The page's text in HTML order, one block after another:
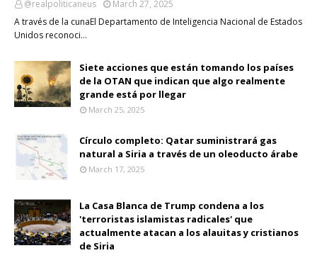
@realpoliticaneus
March 27, 2025
A través de la cunaEl Departamento de Inteligencia Nacional de Estados
Unidos reconoci…
Siete acciones que están tomando los países
de la OTAN que indican que algo realmente
grande está por llegar
March 25, 2025
Círculo completo: Qatar suministrará gas
natural a Siria a través de un oleoducto árabe
March 17, 2025
La Casa Blanca de Trump condena a los
'terroristas islamistas radicales' que
actualmente atacan a los alauitas y cristianos
de Siria